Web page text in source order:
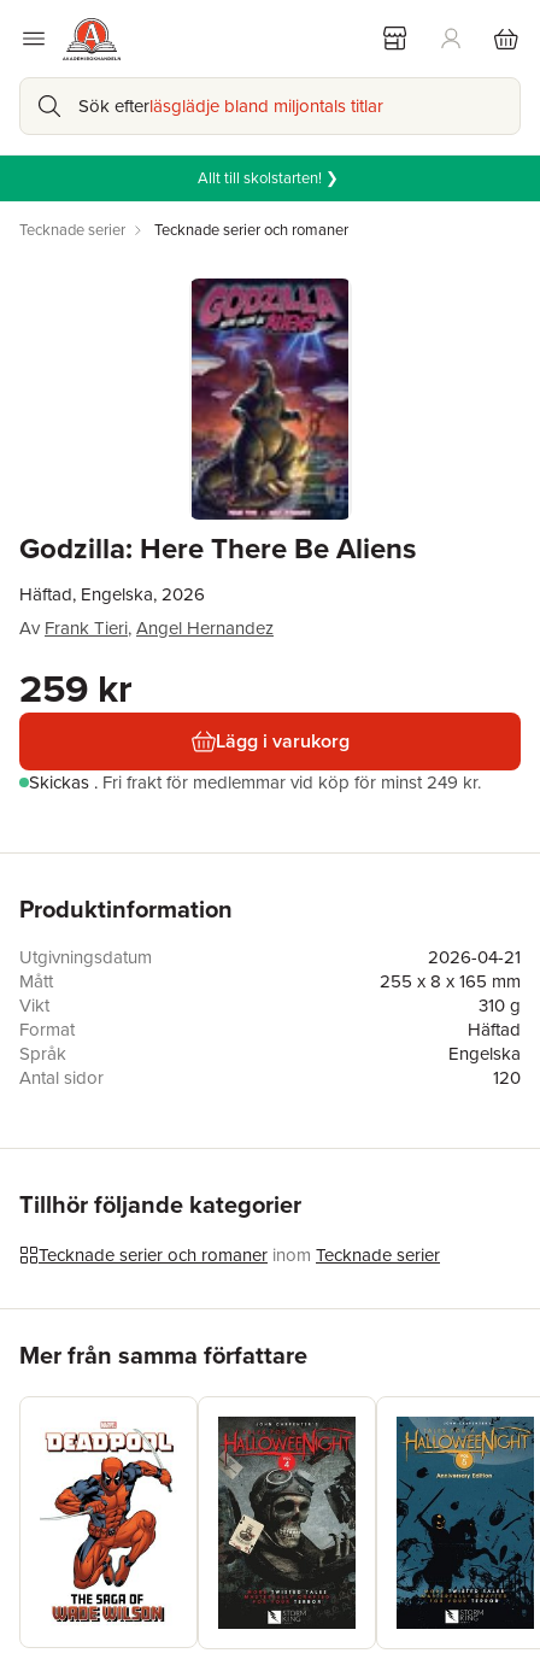
Sök efterläsglädje bland miljontals titlar
Allt till skolstarten! ❯
Tecknade serier Tecknade serier och romaner
Godzilla: Here There Be Aliens
Häftad, Engelska, 2026
Av Frank Tieri,Angel Hernandez
259 kr
Lägg i varukorg
Skickas . Fri frakt för medlemmar vid köp för minst 249 kr.
Produktinformation
Utgivningsdatum
2026-04-21
Mått
255 x 8 x 165 mm
Vikt
310 g
Format
Häftad
Språk
Engelska
Antal sidor
120
ISBN
9798887243870
Tillhör följande kategorier
Tecknade serier och romaner inom Tecknade serier
Mer från samma författare